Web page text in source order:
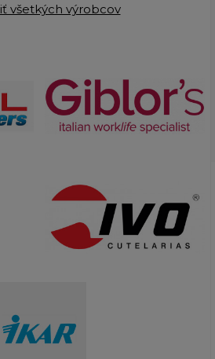
všetkých výrobcov